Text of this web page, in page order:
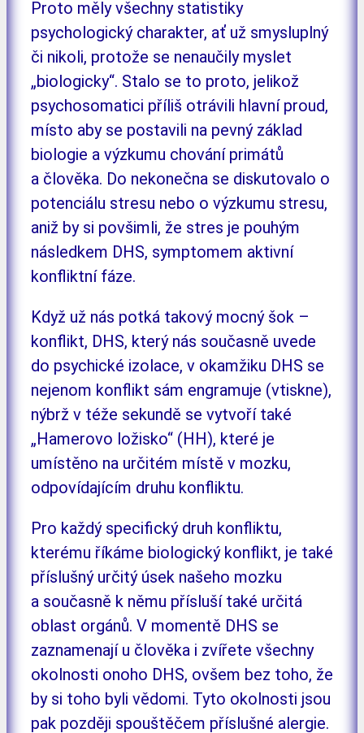
Proto měly všechny statistiky
psychologický charakter, ať už smysluplný
či nikoli, protože se nenaučily myslet
„biologicky“. Stalo se to proto, jelikož
psychosomatici příliš otrávili hlavní proud,
místo aby se postavili na pevný základ
biologie a výzkumu chování primátů
a člověka. Do nekonečna se diskutovalo o
potenciálu stresu nebo o výzkumu stresu,
aniž by si povšimli, že stres je pouhým
následkem DHS, symptomem aktivní
konfliktní fáze.
Když už nás potká takový mocný šok –
konflikt, DHS, který nás současně uvede
do psychické izolace, v okamžiku DHS se
nejenom konflikt sám engramuje (vtiskne),
nýbrž v téže sekundě se vytvoří také
„Hamerovo ložisko“ (HH), které je
umístěno na určitém místě v mozku,
odpovídajícím druhu konfliktu.
Pro každý specifický druh konfliktu,
kterému říkáme biologický konflikt, je také
příslušný určitý úsek našeho mozku
a současně k němu přísluší také určitá
oblast orgánů. V momentě DHS se
zaznamenají u člověka i zvířete všechny
okolnosti onoho DHS, ovšem bez toho, že
by si toho byli vědomi. Tyto okolnosti jsou
pak později spouštěčem příslušné alergie.